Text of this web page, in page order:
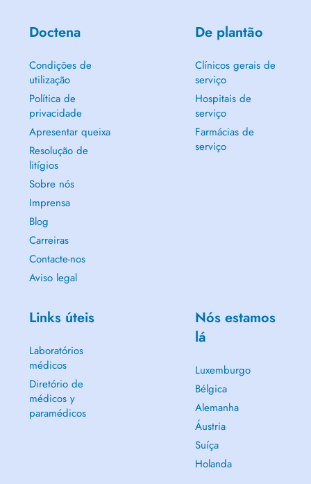
Doctena
Condições de
utilização
Política de
privacidade
Apresentar queixa
Resolução de
litígios
Sobre nós
Imprensa
Blog
Carreiras
Contacte-nos
Aviso legal
De plantão
Clínicos gerais de
serviço
Hospitais de
serviço
Farmácias de
serviço
Links úteis
Laboratórios
médicos
Diretório de
médicos y
paramédicos
Nós estamos
lá
Luxemburgo
Bélgica
Alemanha
Áustria
Suíça
Holanda